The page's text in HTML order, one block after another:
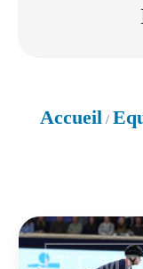
Accueil /